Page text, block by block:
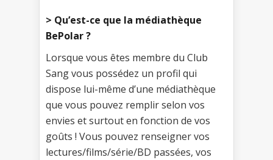
> Qu’est-ce que la médiathèque
BePolar ?
Lorsque vous êtes membre du Club
Sang vous possédez un profil qui
dispose lui-même d’une médiathèque
que vous pouvez remplir selon vos
envies et surtout en fonction de vos
goûts ! Vous pouvez renseigner vos
lectures/films/série/BD passées, vos